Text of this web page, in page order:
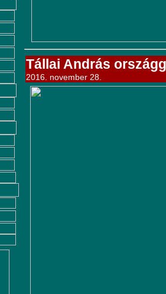
Tállai András
2016. november 28.